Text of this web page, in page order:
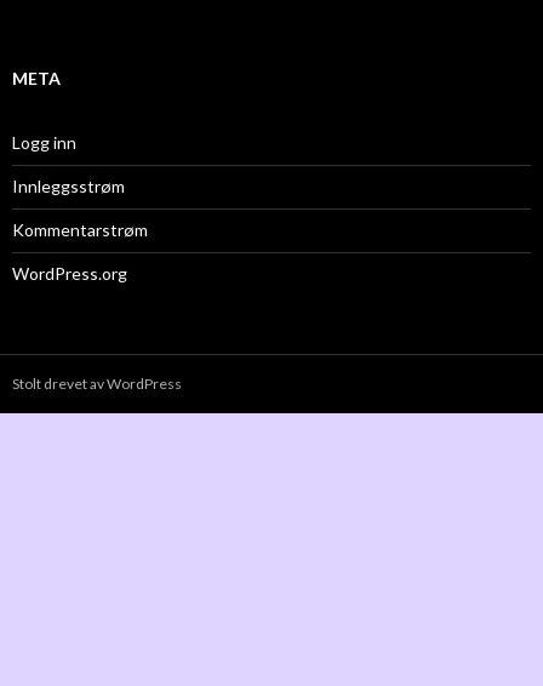
META
Logg inn
Innleggsstrøm
Kommentarstrøm
WordPress.org
Stolt drevet av WordPress